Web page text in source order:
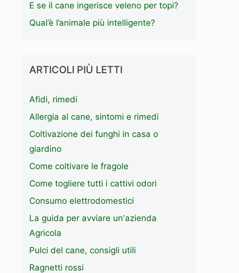
E se il cane ingerisce veleno per topi?
Qual’è l’animale più intelligente?
ARTICOLI PIÙ LETTI
Afidi, rimedi
Allergia al cane, sintomi e rimedi
Coltivazione dei funghi in casa o
giardino
Come coltivare le fragole
Come togliere tutti i cattivi odori
Consumo elettrodomestici
La guida per avviare un'azienda
Agricola
Pulci del cane, consigli utili
Ragnetti rossi